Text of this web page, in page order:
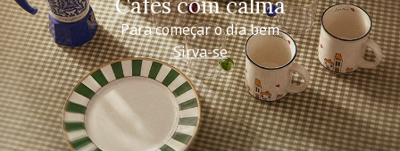
Para começar o dia bem
Sirva-se